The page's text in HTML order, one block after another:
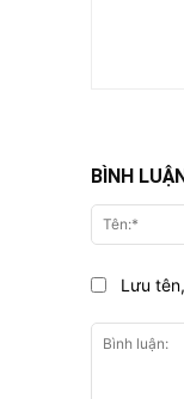
BÌNH
Lưu